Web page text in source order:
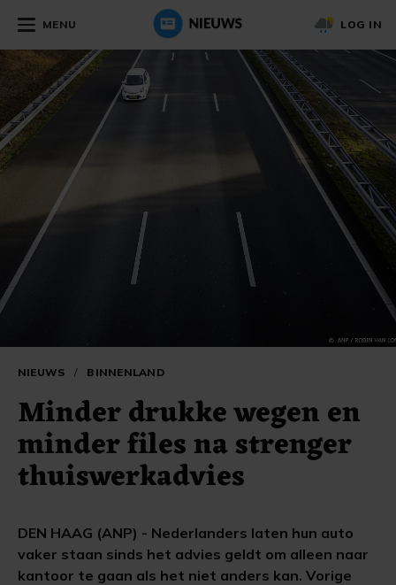
MENU LOG IN
NIEUWS / BINNENLAND
Minder drukke wegen en
minder files na strenger
thuiswerkadvies
DEN HAAG (ANP) - Nederlanders laten hun auto
vaker staan sinds het advies geldt om alleen naar
kantoor te gaan als het niet anders kan. Vorige